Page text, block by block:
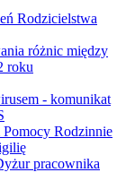
Rodzicielstwa
różnic między
roku
- komunikat
Rodzinnie
pracownika